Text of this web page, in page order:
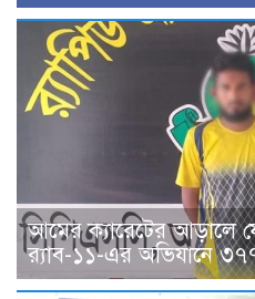
আমের ক্যারেটের আড়ালে
র‍্যাব-১১-এর অভিযানে